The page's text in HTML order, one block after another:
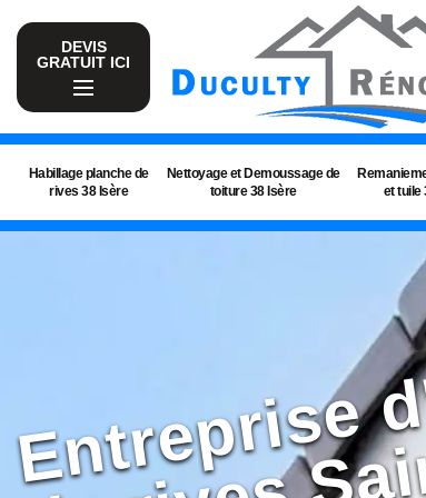
DEVIS
GRATUIT ICI
Habillage planche de
rives 38 Isère
Nettoyage et Demoussage de
toiture 38 Isère
et tuile